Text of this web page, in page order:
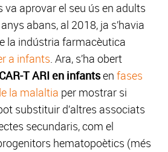
va aprovar el seu ús en adults
abans, al 2018, ja s’havia
la indústria farmacèutica
a infants. Ara, s’ha obert
T ARI en infantsen fases
la malaltia per mostrar si
substituir d’altres associats
secundaris, com el
hematopoètics (més